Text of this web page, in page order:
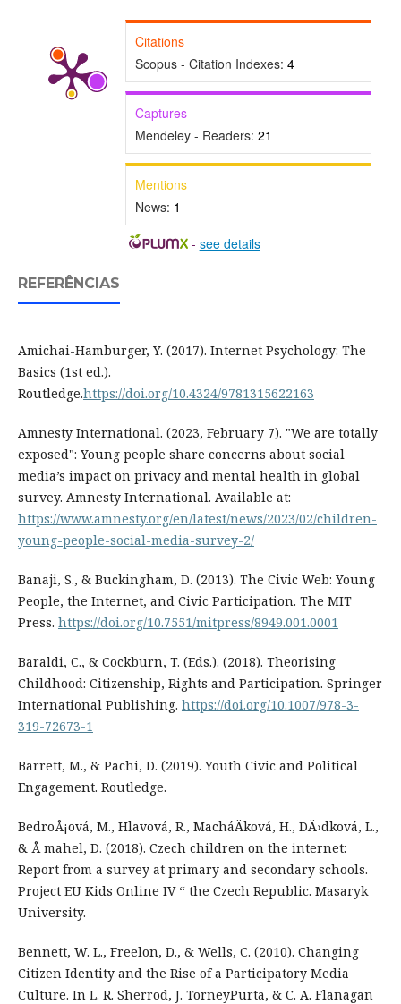
Citations
Scopus - Citation Indexes: 4
Captures
Mendeley - Readers: 21
Mentions
News: 1
- see details
REFERÊNCIAS
Amichai-Hamburger, Y. (2017). Internet Psychology: The
Basics (1st ed.).
Routledge.https://doi.org/10.4324/9781315622163
Amnesty International. (2023, February 7). "We are totally
exposed": Young people share concerns about social
media’s impact on privacy and mental health in global
survey. Amnesty International. Available at:
https://www.amnesty.org/en/latest/news/2023/02/children-
young-people-social-media-survey-2/
Banaji, S., & Buckingham, D. (2013). The Civic Web: Young
People, the Internet, and Civic Participation. The MIT
Press. https://doi.org/10.7551/mitpress/8949.001.0001
Baraldi, C., & Cockburn, T. (Eds.). (2018). Theorising
Childhood: Citizenship, Rights and Participation. Springer
International Publishing. https://doi.org/10.1007/978-3-
319-72673-1
Barrett, M., & Pachi, D. (2019). Youth Civic and Political
Engagement. Routledge.
BedroÅ¡ová, M., Hlavová, R., MacháÄková, H., DÄ›dková, L.,
& Å mahel, D. (2018). Czech children on the internet:
Report from a survey at primary and secondary schools.
Project EU Kids Online IV “ the Czech Republic. Masaryk
University.
Bennett, W. L., Freelon, D., & Wells, C. (2010). Changing
Citizen Identity and the Rise of a Participatory Media
Culture. In L. R. Sherrod, J. TorneyPurta, & C. A. Flanagan